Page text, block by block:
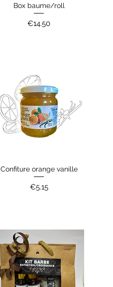
Quick View
Box baume/roll
Price
€14.50
Quick View
Confiture orange vanille
Price
€5.15